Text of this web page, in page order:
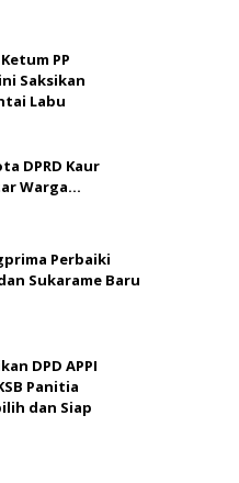
PP
Saksikan
Labu
DPRD Kaur
Warga…
Perbaiki
Sukarame Baru
DPD APPI
Panitia
dan Siap